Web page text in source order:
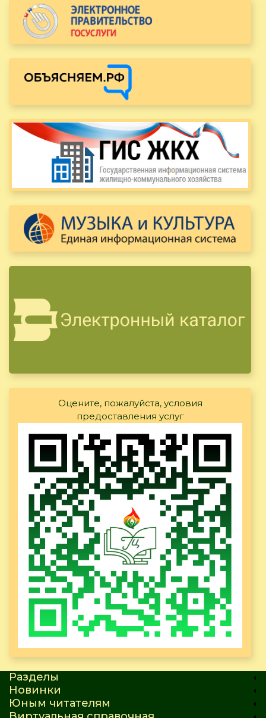
Оцените, пожалуйста, условия
предоставления услуг
Разделы
Новинки
Юным читателям